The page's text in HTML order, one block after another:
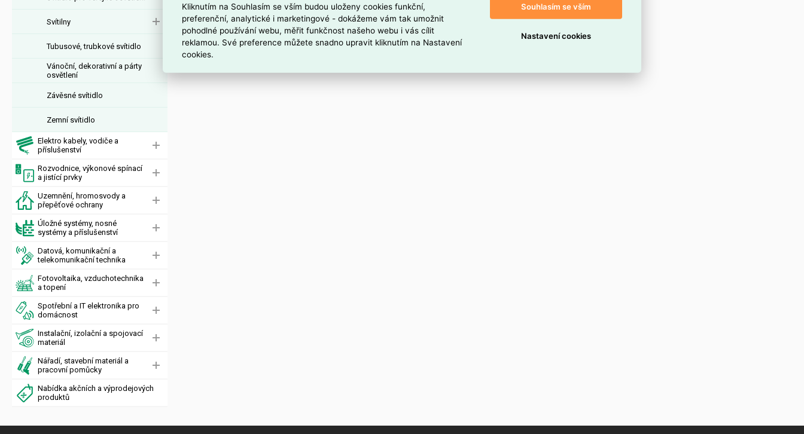
Svítilny
Tubusové, trubkové svítidlo
Vánoční, dekorativní a párty
osvětlení
Závěsné svítidlo
Zemní svítidlo
Elektro kabely, vodiče a
příslušenství
Rozvodnice, výkonové spínací
a jistící prvky
Uzemnění, hromosvody a
přepěťové ochrany
Úložné systémy, nosné
systémy a příslušenství
Datová, komunikační a
telekomunikační technika
Fotovoltaika, vzduchotechnika
a topení
Spotřební a IT elektronika pro
domácnost
Instalační, izolační a spojovací
materiál
Nářadí, stavební materiál a
pracovní pomůcky
Nabídka akčních a výprodejových
produktů
Kliknutím na Souhlasím se vším budou uloženy cookies funkční,
preferenční, analytické i marketingové - dokážeme vám tak umožnit
pohodlné používání webu, měřit funkčnost našeho webu i vás cílit
reklamou. Své preference můžete snadno upravit kliknutím na Nastavení
cookies.
Souhlasím se vším
Nastavení cookies